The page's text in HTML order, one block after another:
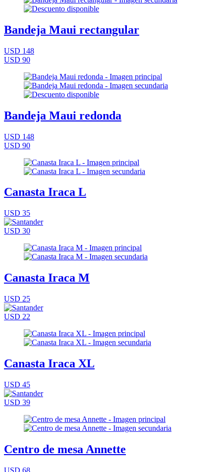
Bandeja Maui rectangular
USD 148
USD 90
Bandeja Maui redonda
USD 148
USD 90
Canasta Iraca L
USD 35
USD 30
Canasta Iraca M
USD 25
USD 22
Canasta Iraca XL
USD 45
USD 39
Centro de mesa Annette
USD 68